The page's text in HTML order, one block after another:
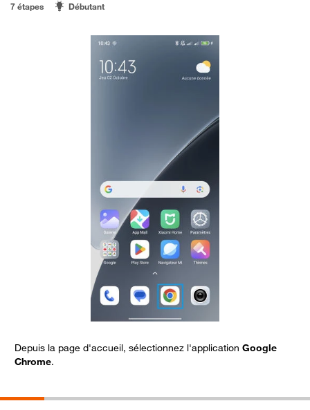
7 étapes Débutant
Depuis la page d'accueil, sélectionnez l'application Google
Chrome.